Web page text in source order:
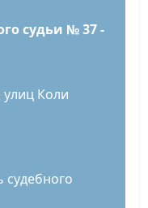
судьи № 37 -
улиц Коли
судебного